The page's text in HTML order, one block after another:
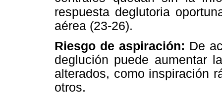
respuesta deglutoria
aérea (23-26).
Riesgo de aspiración: De
deglución puede aumentar
alterados, como inspiración
otros.